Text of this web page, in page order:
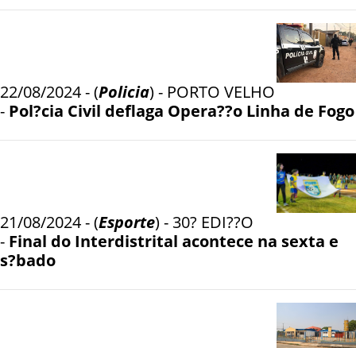
22/08/2024 - (Policia) - PORTO VELHO
- Pol?cia Civil deflaga Opera??o Linha de Fogo
21/08/2024 - (Esporte) - 30? EDI??O
- Final do Interdistrital acontece na sexta e
s?bado